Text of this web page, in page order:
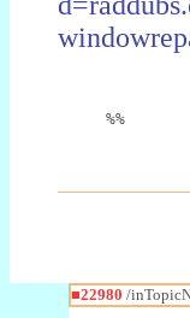
%%
■22980 /